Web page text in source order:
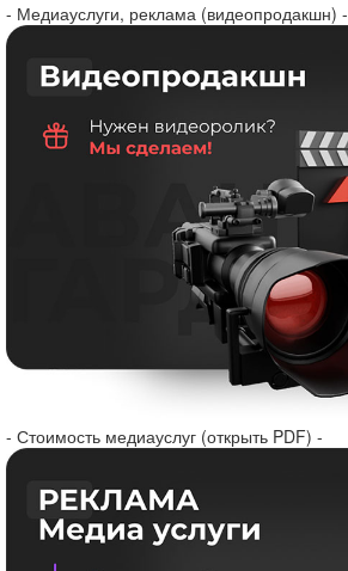
- Медиауслуги, реклама (видеопродакшн) -
- Стоимость медиауслуг (открыть PDF) -